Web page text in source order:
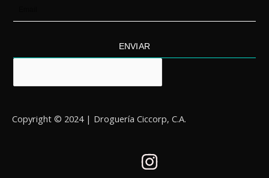
ENVIAR
Copyright © 2024 | Droguería Ciccorp, C.A.
I